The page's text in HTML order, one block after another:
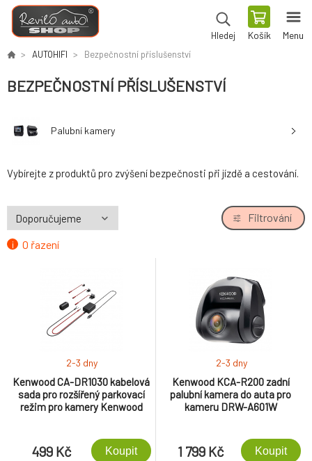
Hledej Košík Menu
AUTOHIFI Bezpečnostní příslušenství
BEZPEČNOSTNÍ PŘÍSLUŠENSTVÍ
Palubní kamery
Vybírejte z produktů pro zvýšení bezpečnosti při jízdě a cestování.
O řazení
Filtrování
Kenwood CA-DR1030 kabelová
sada pro rozšířený parkovací
režim pro kamery Kenwood
2-3 dny
499 Kč Koupit
Kenwood KCA-R200 zadní
palubní kamera do auta pro
kameru DRW-A601W
2-3 dny
1 799 Kč Koupit